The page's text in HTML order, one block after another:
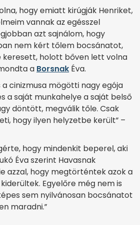
hogy emiatt kirúgják Henriket,
vannak az egésszel
azt sajnálom, hogy
nem kért tőlem bocsánatot,
keresett, holott bőven lett volna
a Borsnak Éva.
a cinizmusa mögötti nagy egója
a saját munkahelye a saját belső
döntött, megválik tőle. Csak
hogy ilyen helyzetbe került” –
hogy mindenkit beperel, aki
Éva szerint Havasnak
azzal, hogy megtörténtek azok a
Egyelőre még nem is
sem nyilvánosan bocsánatot
maradni.”